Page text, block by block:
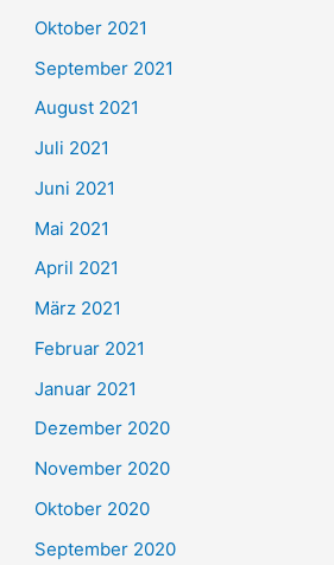
e
n
h
:
Oktober 2021
September 2021
August 2021
Juli 2021
Juni 2021
Mai 2021
April 2021
März 2021
Februar 2021
Januar 2021
Dezember 2020
November 2020
Oktober 2020
September 2020